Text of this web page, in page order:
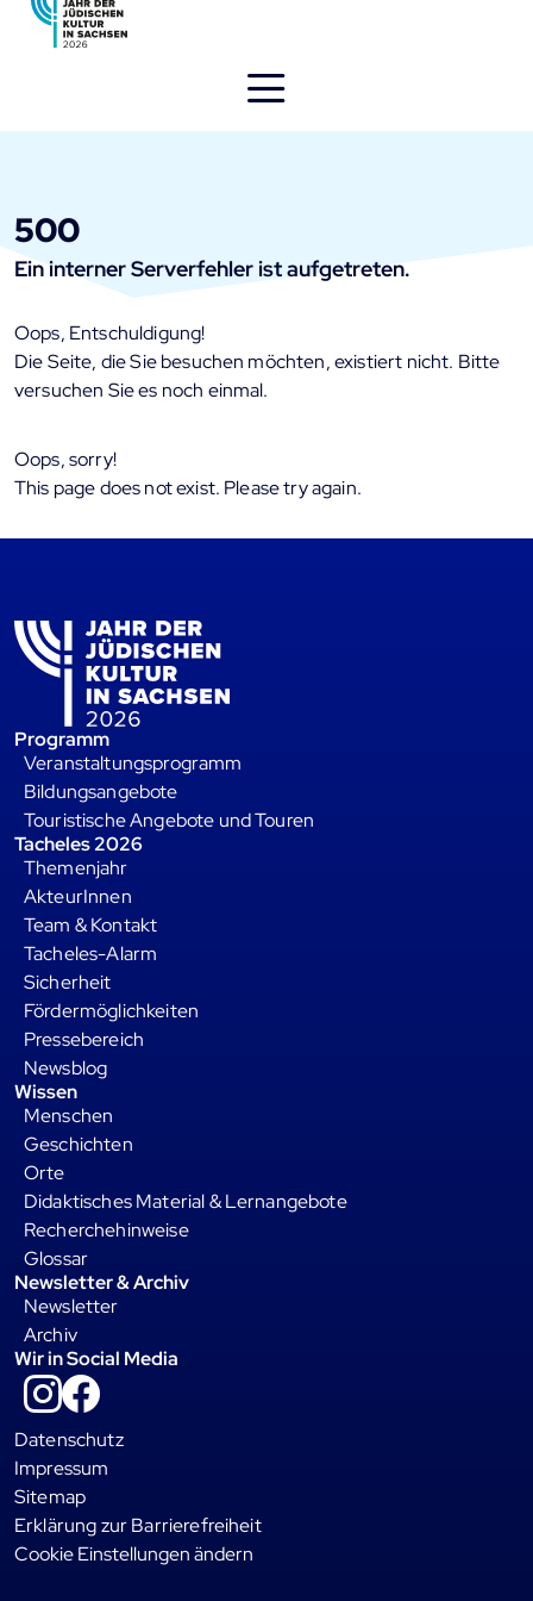
öffnen
500
Ein interner Serverfehler ist aufgetreten.
Oops, Entschuldigung!
Die Seite, die Sie besuchen möchten, existiert nicht. Bitte
versuchen Sie es noch einmal.
Oops, sorry!
This page does not exist. Please try again.
Programm
Veranstaltungsprogramm
Bildungsangebote
Touristische Angebote und Touren
Tacheles 2026
Themenjahr
AkteurInnen
Team & Kontakt
Tacheles-Alarm
Sicherheit
Fördermöglichkeiten
Pressebereich
Newsblog
Wissen
Menschen
Geschichten
Orte
Didaktisches Material & Lernangebote
Recherchehinweise
Glossar
Newsletter & Archiv
Newsletter
Archiv
Wir in Social Media
Instagram
Datenschutz
Impressum
Sitemap
Erklärung zur Barrierefreiheit
Cookie Einstellungen ändern